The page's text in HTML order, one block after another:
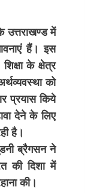
में
हैं। इस
के क्षेत्र
को
प्रयास किये
देने के लिए
है।
ब्रैगसन ने
की दिशा में
की।